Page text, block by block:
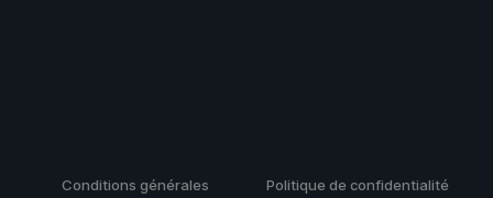
Conditions générales Politique de confidentialité